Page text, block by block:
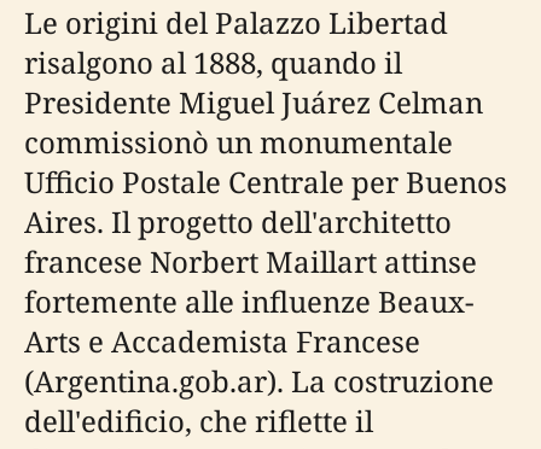
Le origini del Palazzo Libertad
risalgono al 1888, quando il
Presidente Miguel Juárez Celman
commissionò un monumentale
Ufficio Postale Centrale per Buenos
Aires. Il progetto dell'architetto
francese Norbert Maillart attinse
fortemente alle influenze Beaux-
Arts e Accademista Francese
(Argentina.gob.ar). La costruzione
dell'edificio, che riflette il